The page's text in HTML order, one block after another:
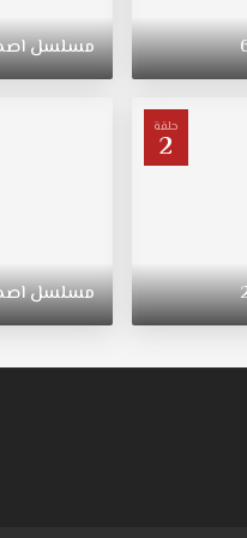
مسلسل
حلقة
2
مسلسل